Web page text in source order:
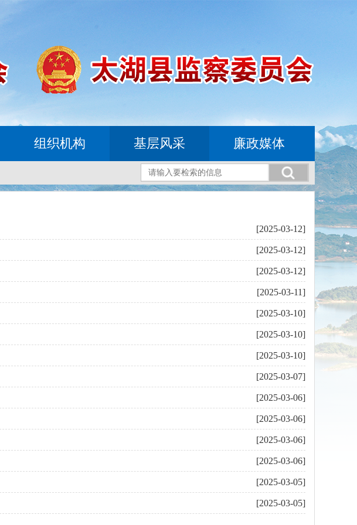
组织机构 基层风采 廉政媒体
[2025-03-12]
[2025-03-12]
[2025-03-12]
[2025-03-11]
[2025-03-10]
[2025-03-10]
[2025-03-10]
[2025-03-07]
[2025-03-06]
[2025-03-06]
[2025-03-06]
[2025-03-06]
[2025-03-05]
[2025-03-05]